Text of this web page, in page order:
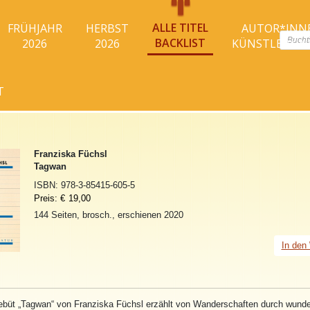
search
FRÜHJAHR
2026
HERBST
2026
ALLE TITEL
BACKLIST
Franziska Füchsl
Tagwan
ISBN: 978-3-85415-605-5
Preis: € 19,00
144 Seiten, brosch., erschienen 2020
In den
„ Tagwan“ von Franziska Füchsl erzählt von Wanderschaften durch